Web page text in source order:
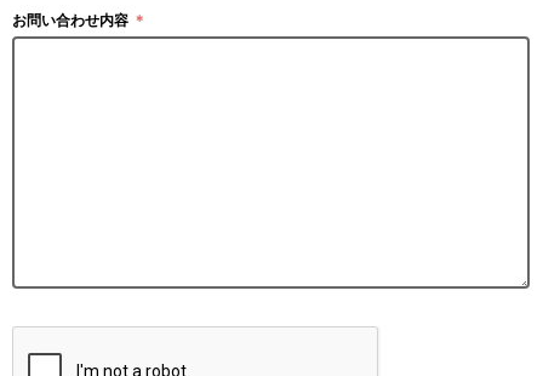
お問い合わせ内容 ＊